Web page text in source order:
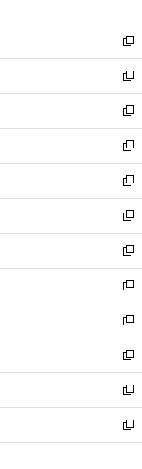
開
く
ウ
で
開
く
ン
ド
ウ
で
開
く
ウ
ィ
ン
ド
ウ
で
開
く
新
し
い
ウ
ィ
ン
ド
ウ
で
開
く
新
し
い
ウ
ィ
ン
ド
ウ
で
開
く
新
し
い
ウ
ィ
ン
ド
ウ
で
開
く
新
し
い
ウ
ィ
ン
ド
ウ
で
開
く
新
し
い
ウ
ィ
ン
ド
ウ
で
開
く
新
し
い
ウ
ィ
ン
ド
ウ
で
開
く
新
し
い
ウ
ィ
ン
ド
ウ
で
開
く
新
し
い
ウ
ィ
ン
ド
ウ
で
開
新
し
い
ウ
ィ
ン
ド
ウ
新
し
い
ウ
ィ
ン
新
し
い
ウ
新
し